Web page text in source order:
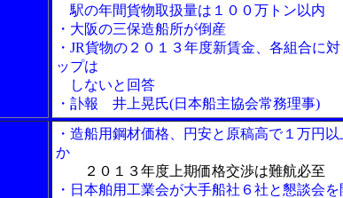
駅の年間貨物取扱量は１００万トン以内
・大阪の三保造船所が倒産
・JR貨物の２０１３年度新賃金、各組合に
ップは
しないと回答
・訃報 井上晃氏(日本船主協会常務理事)
・造船用鋼材価格、円安と原稿高で１万円以
か
２０１３年度上期価格交渉は難航必至
・日本舶用工業会が大手船社６社と懇談会を